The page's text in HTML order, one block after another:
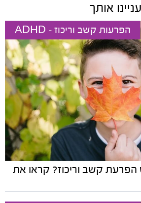
אותך
הפרעות קשב וריכוז - ADHD
הפרעת קשב וריכוז? קראו את